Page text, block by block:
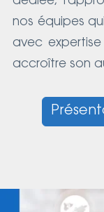
dédiée,
nos équipes
avec
accroître son